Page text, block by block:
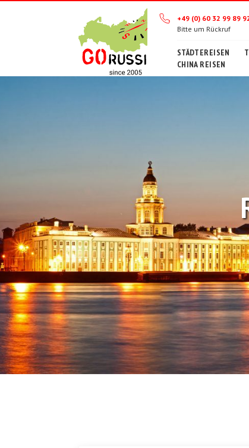
+49 (0) 60 32 99 89
Bitte um Rückruf
STÄDTEREISEN
CHINA REISEN